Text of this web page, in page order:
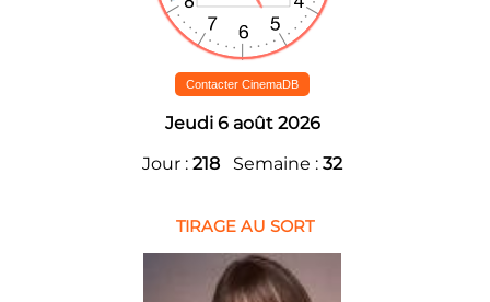
Contacter CinemaDB
Jeudi 6 août 2026
Jour : 218 Semaine : 32
TIRAGE AU SORT